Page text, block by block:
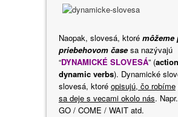
Naopak, slovesá, ktoré môžeme
priebehovom čase sa nazývajú
“DYNAMICKÉ SLOVESÁ” (
dynamic verbs). Dynamické
slovesá, ktoré opisujú, čo robíme
sa deje s vecami okolo nás.
GO / COME / WAIT atd.